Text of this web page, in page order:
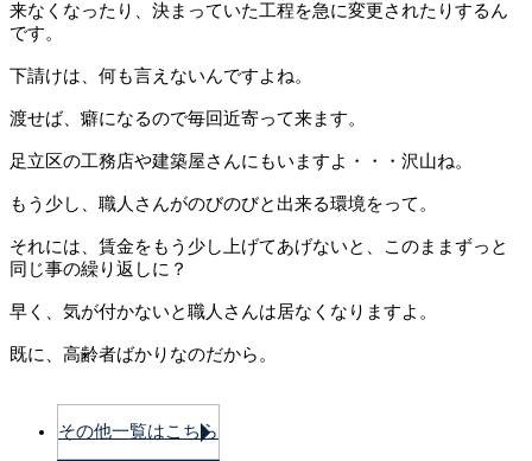
来なくなったり、決まっていた工程を急に変更されたりするん
です。
下請けは、何も言えないんですよね。
渡せば、癖になるので毎回近寄って来ます。
足立区の工務店や建築屋さんにもいますよ・・・沢山ね。
もう少し、職人さんがのびのびと出来る環境をって。
それには、賃金をもう少し上げてあげないと、このままずっと
同じ事の繰り返しに？
早く、気が付かないと職人さんは居なくなりますよ。
既に、高齢者ばかりなのだから。
その他一覧はこちら